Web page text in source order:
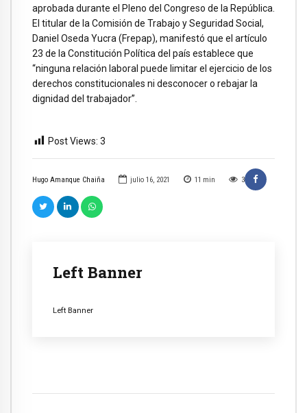
Hugo Amanque Chaiña julio 16, 2021 11 min 3
Left Banner
Left Banner
aprobada durante el Pleno del Congreso de la República.
El titular de la Comisión de Trabajo y Seguridad Social,
Daniel Oseda Yucra (Frepap), manifestó que el artículo
23 de la Constitución Política del país establece que
“ninguna relación laboral puede limitar el ejercicio de los
derechos constitucionales ni desconocer o rebajar la
dignidad del trabajador”.
Post Views: 3